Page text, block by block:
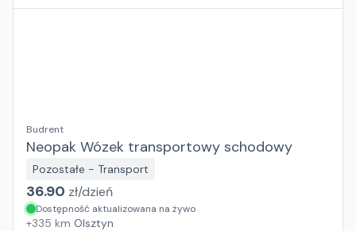
Budrent
Neopak Wózek transportowy schodowy
Pozostałe - Transport
36.90 zł/dzień
Dostępność aktualizowana na żywo
+335 km Olsztyn